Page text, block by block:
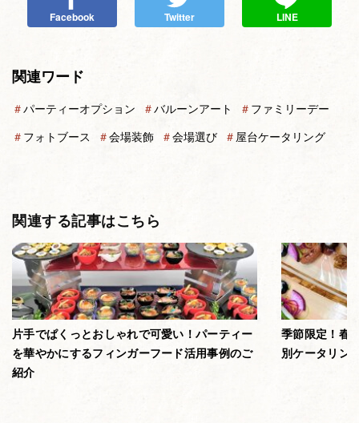
Facebook Twitter LINE
関連ワード
＃パーティーオプション ＃バルーンアート ＃ ファミリーデー
＃ フォトブース ＃会場装飾 ＃会場選び ＃ 屋台ケータリング
関連する記事はこちら
片手でぱくっとおしゃれで可愛い！パーティー
を華やかにするフィンガーフード活用事例のご
紹介
季節限定！春
別ケータリン